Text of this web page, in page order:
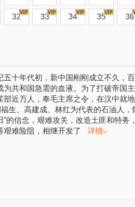
32 33 34 35 36
五十年代初，新中国刚刚成立不久，
为共和国急需的血液。为了打破帝国
部近万人，奉毛主席之令，在汉中就
生、高建成、林红为代表的石油人，
的信念，艰难攻关，改造土匪和特务
艰难险阻，相继开发了
详情